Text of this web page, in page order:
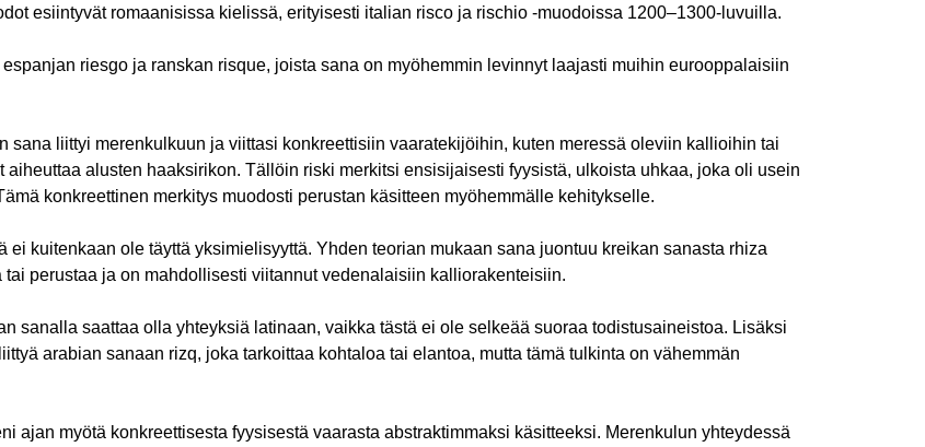
esiintyvät romaanisissa kielissä, erityisesti italian risco ja rischio -muodoissa 1200–1300-luvuilla.
riesgo ja ranskan risque, joista sana on myöhemmin levinnyt laajasti muihin eurooppalaisiin
sana liittyi merenkulkuun ja viittasi konkreettisiin vaaratekijöihin, kuten meressä oleviin kallioihin tai
aiheuttaa alusten haaksirikon. Tällöin riski merkitsi ensisijaisesti fyysistä, ulkoista uhkaa, joka oli usein
konkreettinen merkitys muodosti perustan käsitteen myöhemmälle kehitykselle.
ei kuitenkaan ole täyttä yksimielisyyttä. Yhden teorian mukaan sana juontuu kreikan sanasta rhiza
tai perustaa ja on mahdollisesti viitannut vedenalaisiin kalliorakenteisiin.
sanalla saattaa olla yhteyksiä latinaan, vaikka tästä ei ole selkeää suoraa todistusaineistoa. Lisäksi
arabian sanaan rizq, joka tarkoittaa kohtaloa tai elantoa, mutta tämä tulkinta on vähemmän
ajan myötä konkreettisesta fyysisestä vaarasta abstraktimmaksi käsitteeksi. Merenkulun yhteydessä